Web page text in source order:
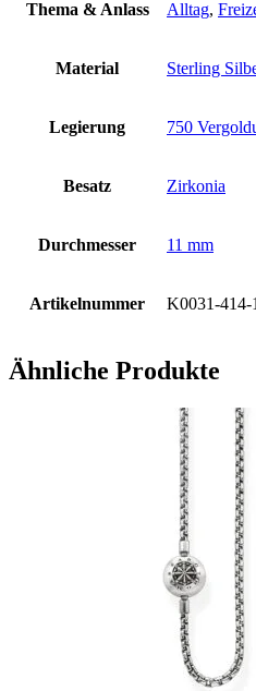
Thema & Anlass Alltag,
Material Sterling
Legierung 750
Besatz Zirkonia
Durchmesser 11 mm
Artikelnummer K0031-414-
Ähnliche Produkte